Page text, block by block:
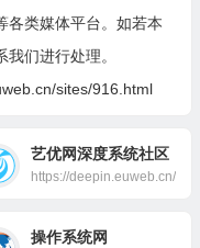
各类媒体平台。如若本
们进行处理。
sites/916.html
艺优网深度系统社区
https://deepin.euweb.cn/
操作系统网